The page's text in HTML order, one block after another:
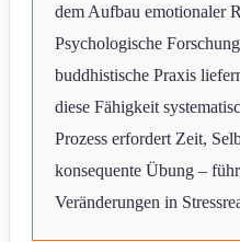
dem Aufbau emotionaler
Psychologische
buddhistische Praxis
diese Fähigkeit
Prozess erfordert Zeit,
konsequente Übung –
Veränderungen in